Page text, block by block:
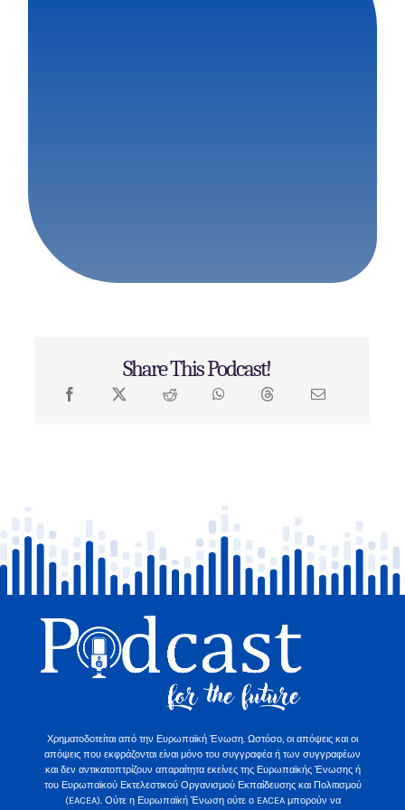
Share This Podcast!
Χρηματοδοτείται από την Ευρωπαϊκή Ένωση. Ωστόσο, οι απόψεις και οι
απόψεις που εκφράζονται είναι μόνο του συγγραφέα ή των συγγραφέων
και δεν αντικατοπτρίζουν απαραίτητα εκείνες της Ευρωπαϊκής Ένωσης ή
του Ευρωπαϊκού Εκτελεστικού Οργανισμού Εκπαίδευσης και Πολιτισμού
(EACEA). Ούτε η Ευρωπαϊκή Ένωση ούτε ο EACEA μπορούν να